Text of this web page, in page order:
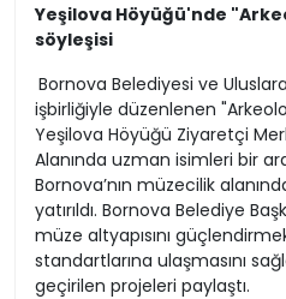
Yeşilova Höyüğü'nde
söyleşisi
Bornova Belediyesi ve
işbirliğiyle düzenlenen
Yeşilova Höyüğü Ziyaretçi
Alanında uzman isimleri bir
Bornova’nın müzecilik
yatırıldı. Bornova Belediye
müze altyapısını
standartlarına ulaşmasını
geçirilen projeleri paylaştı.